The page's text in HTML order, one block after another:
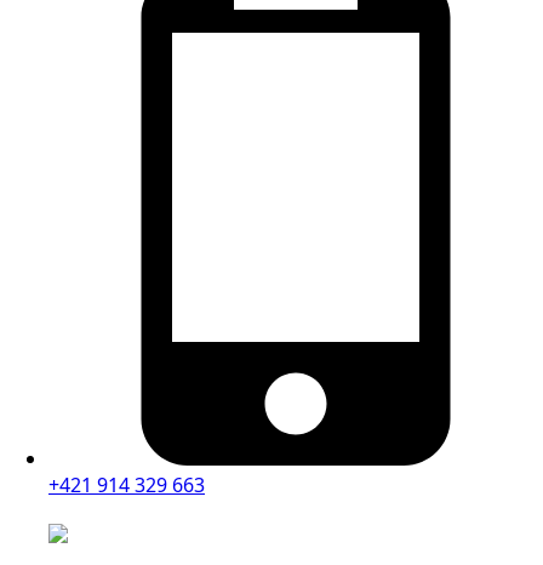
+421 914 329 663